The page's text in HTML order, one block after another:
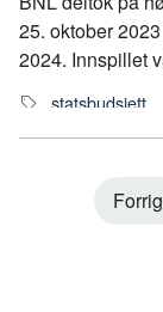
25. oktober
2024. Innspillet
statsbudsjett